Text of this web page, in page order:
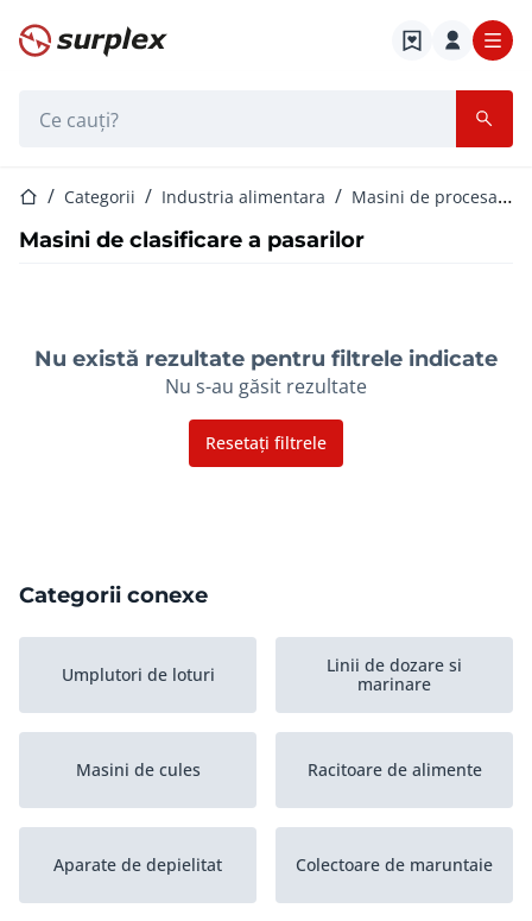
Pagina de start
Pagina de start
Categorii Industria alimentara Masini de procesare carne de pasare
Masini de clasificare a pasarilor
Nu există rezultate pentru filtrele indicate
Nu s-au găsit rezultate
Resetați filtrele
Categorii conexe
Umplutori de loturi
Linii de dozare si
marinare
Masini de cules Racitoare de alimente
Aparate de depielitat Colectoare de maruntaie